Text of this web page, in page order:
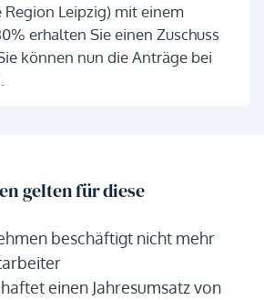
Region Leipzig) mit einem
erhalten Sie einen Zuschuss
können nun die Anträge bei
gelten für diese
beschäftigt nicht mehr
einen Jahresumsatz von